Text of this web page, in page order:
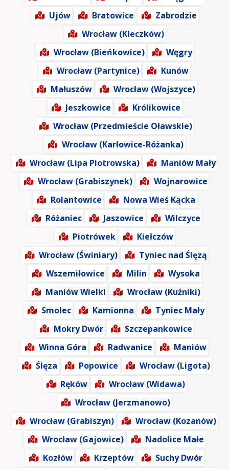
Ujów
Bratowice
Zabrodzie
Wrocław (Kleczków)
Wrocław (Bieńkowice)
Węgry
Wrocław (Partynice)
Kunów
Małuszów
Wrocław (Wojszyce)
Jeszkowice
Królikowice
Wrocław (Przedmieście Oławskie)
Wrocław (Karłowice-Różanka)
Wrocław (Lipa Piotrowska)
Maniów Mały
Wrocław (Grabiszynek)
Wojnarowice
Rolantowice
Nowa Wieś Kącka
Różaniec
Jaszowice
Wilczyce
Piotrówek
Kiełczów
Wrocław (Świniary)
Tyniec nad Ślęzą
Wszemiłowice
Milin
Wysoka
Maniów Wielki
Wrocław (Kuźniki)
Smolec
Kamionna
Tyniec Mały
Mokry Dwór
Szczepankowice
Winna Góra
Radwanice
Maniów
Ślęza
Popowice
Wrocław (Ligota)
Ręków
Wrocław (Widawa)
Wrocław (Jerzmanowo)
Wrocław (Grabiszyn)
Wrocław (Kozanów)
Wrocław (Gajowice)
Nadolice Małe
Kozłów
Krzeptów
Suchy Dwór